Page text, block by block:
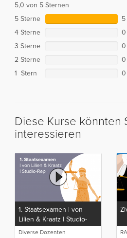
5,0 von 5 Sternen
5 Sterne
5
4 Sterne
0
3 Sterne
0
2 Sterne
0
1 Stern
0
Diese Kurse könnten
interessieren
1. Staatsexamen | von
Lilien & Kraatz | Studio-
Rep
Diverse Dozenten